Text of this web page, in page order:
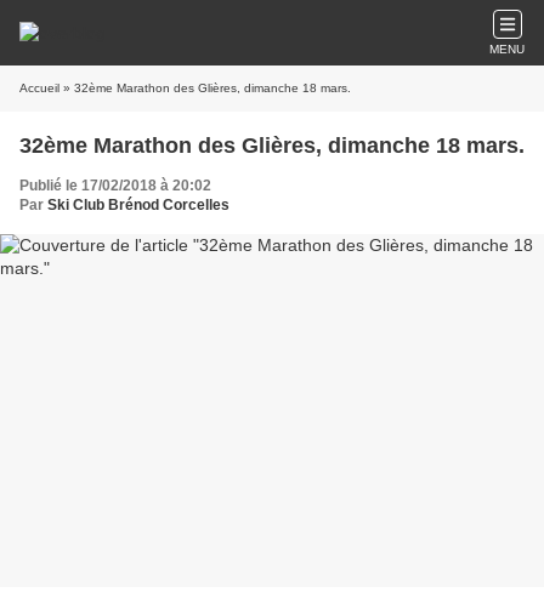
MENU
Accueil » 32ème Marathon des Glières, dimanche 18 mars.
32ème Marathon des Glières, dimanche 18 mars.
Publié le 17/02/2018 à 20:02
Par Ski Club Brénod Corcelles